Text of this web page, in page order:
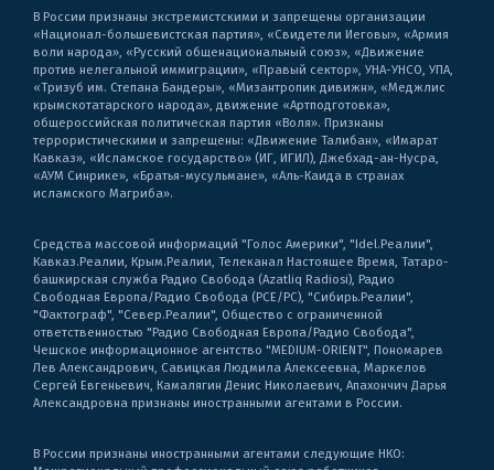
В России признаны экстремистскими и запрещены организации
«Национал-большевистская партия», «Свидетели Иеговы», «Армия
воли народа», «Русский общенациональный союз», «Движение
против нелегальной иммиграции», «Правый сектор», УНА-УНСО, УПА,
«Тризуб им. Степана Бандеры», «Мизантропик дивижн», «Меджлис
крымскотатарского народа», движение «Артподготовка»,
общероссийская политическая партия «Воля». Признаны
террористическими и запрещены: «Движение Талибан», «Имарат
Кавказ», «Исламское государство» (ИГ, ИГИЛ), Джебхад-ан-Нусра,
«АУМ Синрике», «Братья-мусульмане», «Аль-Каида в странах
исламского Магриба».
Средства массовой информаций "Голос Америки", "Idel.Реалии",
Кавказ.Реалии, Крым.Реалии, Телеканал Настоящее Время, Татаро-
башкирская служба Радио Свобода (Azatliq Radiosi), Радио
Свободная Европа/Радио Свобода (PCE/PC), "Сибирь.Реалии",
"Фактограф", "Север.Реалии", Общество с ограниченной
ответственностью "Радио Свободная Европа/Радио Свобода",
Чешское информационное агентство "MEDIUM-ORIENT", Пономарев
Лев Александрович, Савицкая Людмила Алексеевна, Маркелов
Сергей Евгеньевич, Камалягин Денис Николаевич, Апахончич Дарья
Александровна признаны иностранными агентами в России.
В России признаны иностранными агентами следующие НКО: